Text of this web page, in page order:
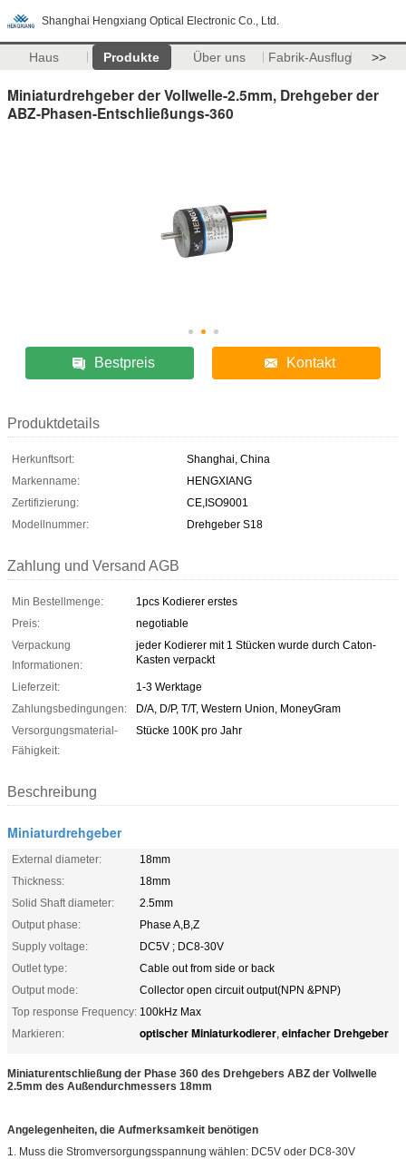
Shanghai Hengxiang Optical Electronic Co., Ltd.
Haus Produkte Über uns Fabrik-Ausflug >>
Miniaturdrehgeber der Vollwelle-2.5mm, Drehgeber der
ABZ-Phasen-Entschließungs-360
Bestpreis Kontakt
Produktdetails
Herkunftsort:
Shanghai, China
Markenname:
HENGXIANG
Zertifizierung:
CE,ISO9001
Modellnummer:
Drehgeber S18
Zahlung und Versand AGB
Min Bestellmenge:
1pcs Kodierer erstes
Preis:
negotiable
Verpackung
Informationen:
jeder Kodierer mit 1 Stücken wurde durch Caton-
Kasten verpackt
Lieferzeit:
1-3 Werktage
Zahlungsbedingungen:
D/A, D/P, T/T, Western Union, MoneyGram
Versorgungsmaterial-
Fähigkeit:
Stücke 100K pro Jahr
Beschreibung
Miniaturdrehgeber
External diameter:
18mm
Thickness:
18mm
Solid Shaft diameter:
2.5mm
Output phase:
Phase A,B,Z
Supply voltage:
DC5V ; DC8-30V
Outlet type:
Cable out from side or back
Output mode:
Collector open circuit output(NPN &PNP)
Top response Frequency: 100kHz Max
Markieren:
optischer Miniaturkodierer, einfacher Drehgeber
Miniaturentschließung der Phase 360 des Drehgebers ABZ der Vollwelle
2.5mm des Außendurchmessers 18mm
Angelegenheiten, die Aufmerksamkeit benötigen
1. Muss die Stromversorgungsspannung wählen: DC5V oder DC8-30V